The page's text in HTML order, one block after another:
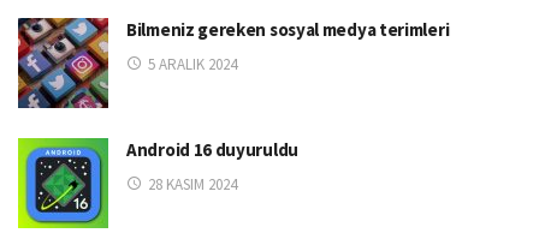
Bilmeniz gereken sosyal medya terimleri
5 ARALIK 2024
Android 16 duyuruldu
28 KASIM 2024